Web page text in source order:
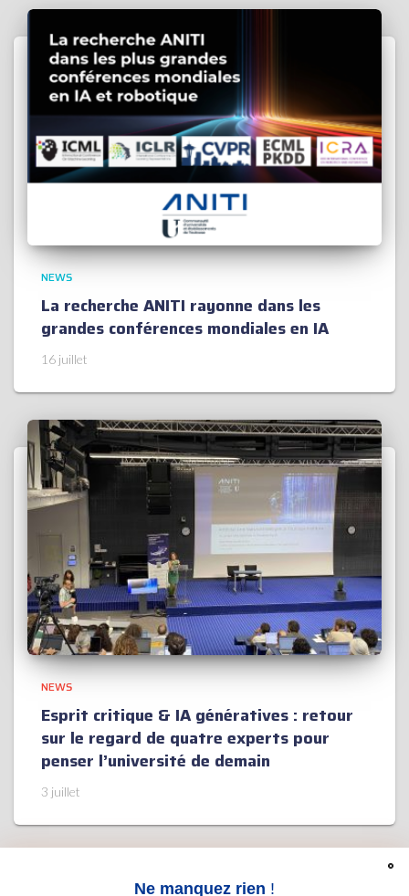
Ne manquez rien !
NEWS
La recherche ANITI rayonne dans les
grandes conférences mondiales en IA
16 juillet
NEWS
Esprit critique & IA génératives : retour
sur le regard de quatre experts pour
penser l’université de demain
3 juillet